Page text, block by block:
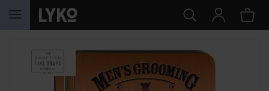
HOPPA TILL INNEHÅLLET